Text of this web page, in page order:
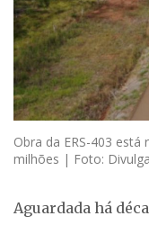
Obra da ERS-403
milhões | Foto:
Aguardada há